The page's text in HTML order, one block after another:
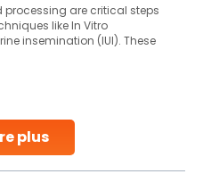
plus
are critical steps
like In Vitro
insemination (IUI). These
their dream of